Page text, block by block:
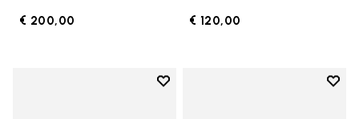
€ 200,00 € 120,00
Add to wishlist
Add